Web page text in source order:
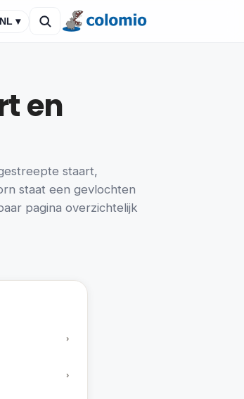
NL ▾
en
staart,
staat een gevlochten
pagina overzichtelijk
›
›